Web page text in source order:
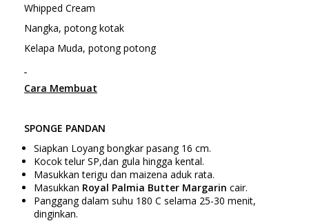
Whipped Cream
Nangka, potong kotak
Kelapa Muda, potong potong
Cara Membuat
SPONGE PANDAN
Siapkan Loyang bongkar pasang 16 cm.
Kocok telur SP,dan gula hingga kental.
Masukkan terigu dan maizena aduk rata.
Masukkan Royal Palmia Butter Margarin cair.
Panggang dalam suhu 180 C selama 25-30 menit,
dinginkan.